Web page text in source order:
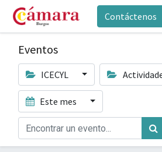
Contáctenos
Eventos
ICECYL
Este mes